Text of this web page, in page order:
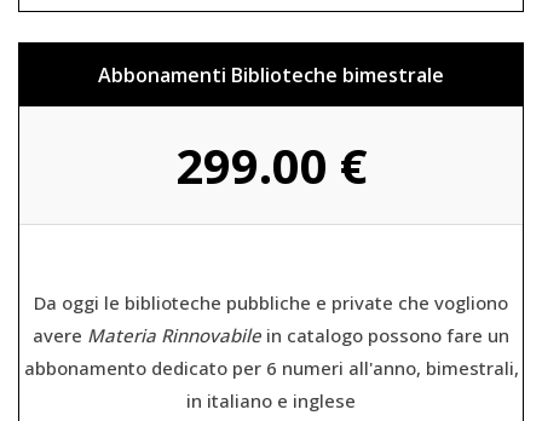
Abbonamenti Biblioteche bimestrale
299.00 €
Da oggi le biblioteche pubbliche e private che vogliono
avere Materia Rinnovabile in catalogo possono fare un
abbonamento dedicato per 6 numeri all'anno, bimestrali,
in italiano e inglese